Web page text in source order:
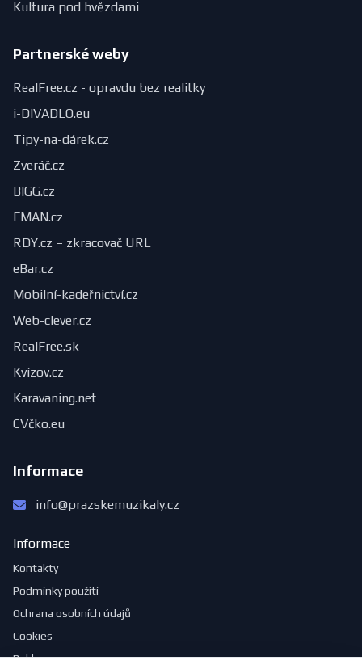
Kultura pod hvězdami
Partnerské weby
RealFree.cz - opravdu bez realitky
i-DIVADLO.eu
Tipy-na-dárek.cz
Zveráč.cz
BIGG.cz
FMAN.cz
RDY.cz – zkracovač URL
eBar.cz
Mobilní-kadeřnictví.cz
Web-clever.cz
RealFree.sk
Kvízov.cz
Karavaning.net
CVčko.eu
Informace
info@prazskemuzikaly.cz
Informace
Kontakty
Podmínky použití
Ochrana osobních údajů
Cookies
Reklama